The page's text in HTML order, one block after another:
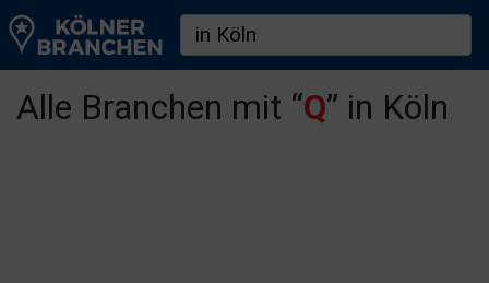
Alle Branchen mit “Q” in Köln